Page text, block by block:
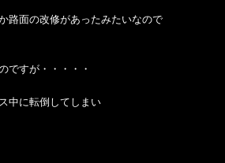
路面の改修があったみたいなので
ですが・・・・・
中に転倒してしまい